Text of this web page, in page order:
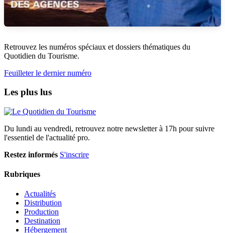
Retrouvez les numéros spéciaux et dossiers thématiques du
Quotidien du Tourisme.
Feuilleter le dernier numéro
Les plus lus
Du lundi au vendredi, retrouvez notre newsletter à 17h pour suivre
l'essentiel de l'actualité pro.
Restez informés S'inscrire
Rubriques
Actualités
Distribution
Production
Destination
Hébergement